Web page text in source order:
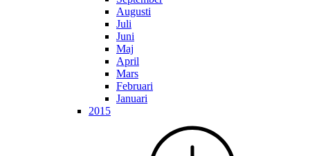
Augusti
Juli
Juni
Maj
April
Mars
Februari
Januari
2015